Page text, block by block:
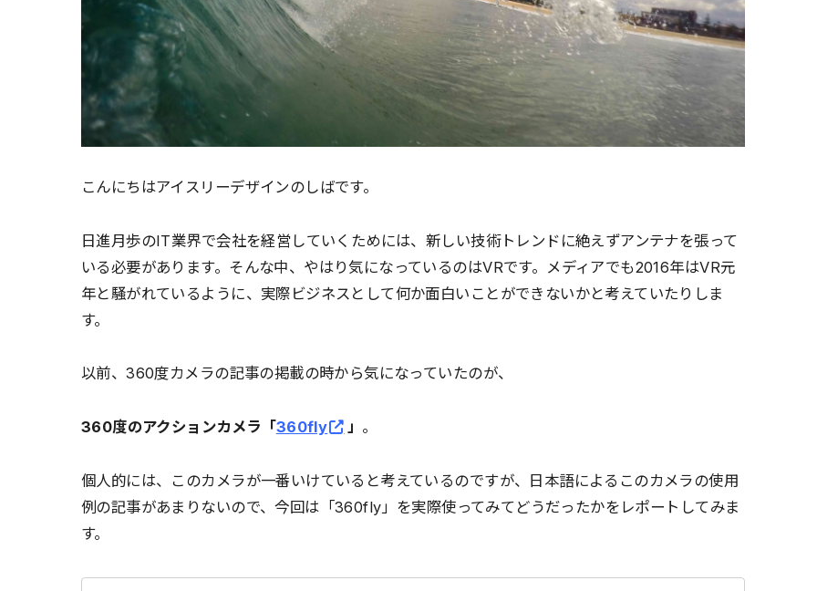
こんにちはアイスリーデザインのしばです。
日進月歩のIT業界で会社を経営していくためには、新しい技術トレンドに絶えずアンテナを張って
いる必要があります。そんな中、やはり気になっているのはVRです。メディアでも2016年はVR元
年と騒がれているように、実際ビジネスとして何か面白いことができないかと考えていたりしま
す。
以前、360度カメラの記事の掲載の時から気になっていたのが、
360度のアクションカメラ「360fly 」 。
個人的には、このカメラが一番いけていると考えているのですが、日本語によるこのカメラの使用
例の記事があまりないので、今回は「360fly」を実際使ってみてどうだったかをレポートしてみま
す。